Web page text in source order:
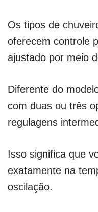
Os tipos de
oferecem controle
ajustado por meio
Diferente do
com duas ou três
regulagens
Isso significa que
exatamente na
oscilação.